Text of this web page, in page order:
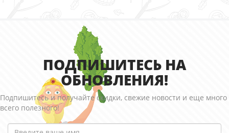
ПОДПИШИТЕСЬ НА
ОБНОВЛЕНИЯ!
Подпишитесь и получайте скидки, свежие новости и еще много
всего полезного!